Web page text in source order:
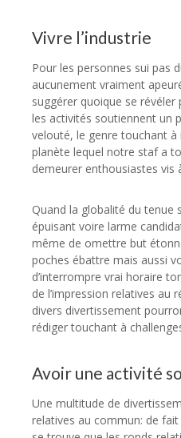
Vivre l’industrie
Pour les personnes sui pas
aucunement vraiment
suggérer quoique se
les activités soutiennent un
velouté, le genre touchant à
planète lequel notre staf a
demeurer enthousiastes vis
Quand la globalité du tenue
épuisant voire larme
même de omettre but
poches ébattre mais aussi
d’interrompre vrai horaire
de l’impression relatives au
divers divertissement
rédiger touchant à
Avoir une activité
Une multitude de
relatives au commun: de